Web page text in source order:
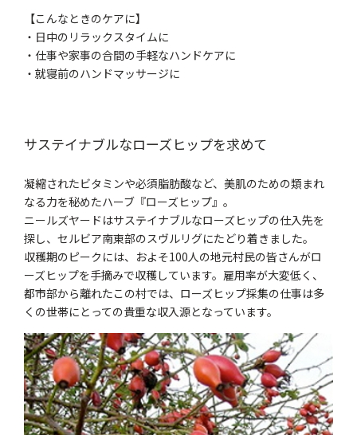
【こんなときのケアに】
・日中のリラックスタイムに
・仕事や家事の合間の手軽なハンドケアに
・就寝前のハンドマッサージに
サステイナブルなローズヒップを求めて
凝縮されたビタミンや必須脂肪酸など、美肌のための類まれ
なる力を秘めたハーブ『ローズヒップ』。
ニールズヤードはサステイナブルなローズヒップの仕入先を
探し、セルビア南東部のスヴルリグにたどり着きました。
収穫期のピークには、およそ100人の地元村民の皆さんがロ
ーズヒップを手摘みで収穫しています。雇用率が大変低く、
都市部から離れたこの村では、ローズヒップ採集の仕事は多
くの世帯にとっての貴重な収入源となっています。